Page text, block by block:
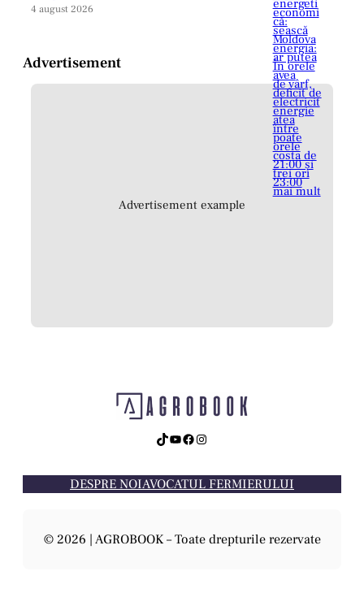
4 august 2026
Advertisement
Advertisement example
TikTok YouTube Facebook Instagram
DESPRE NOIAVOCATUL FERMIERULUI
© 2026 | AGROBOOK – Toate drepturile rezervate